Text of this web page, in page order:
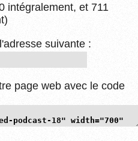
intégralement, et 711
suivante :
page web avec le code